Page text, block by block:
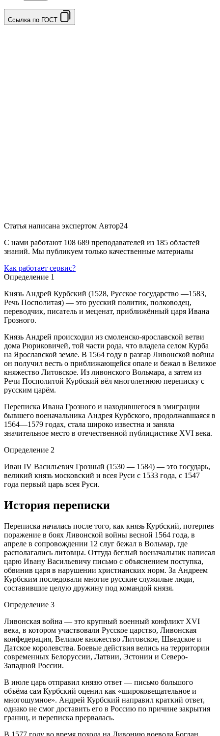
Ссылка по ГОСТ
Статья написана экспертом Автор24
С нами работают 108 689 преподавателей из 185 областей
знаний. Мы публикуем только качественные материалы
Как работает сервис?
Определение 1
Князь Андрей Курбский (1528, Русское государство —1583,
Речь Посполитая) — это русский политик, полководец,
переводчик, писатель и меценат, приближённый царя Ивана
Грозного.
Князь Андрей происходил из смоленско-ярославской ветви
дома Рюриковичей, той части рода, что владела селом Курба
на Ярославской земле. В 1564 году в разгар Ливонской войны
он получил весть о приближающейся опале и бежал в Великое
княжество Литовское. Из ливонского Вольмара, а затем из
Речи Посполитой Курбский вёл многолетнюю переписку с
русским царём.
Переписка Ивана Грозного и находившегося в эмиграции
бывшего военачальника Андрея Курбского, продолжавшаяся в
1564—1579 годах, стала широко известна и заняла
значительное место в отечественной публицистике XVI века.
Определение 2
Иван IV Васильевич Грозный (1530 — 1584) — это государь,
великий князь московский и всея Руси с 1533 года, с 1547
года первый царь всея Руси.
История переписки
Переписка началась после того, как князь Курбский, потерпев
поражение в боях Ливонской войны весной 1564 года, в
апреле в сопровождении 12 слуг бежал в Вольмар, где
располагались литовцы. Оттуда беглый военачальник написал
царю Ивану Васильевичу письмо с объяснением поступка,
обвинив царя в нарушении христианских норм. За Андреем
Курбским последовали многие русские служилые люди,
составившие целую дружину под командой князя.
Определение 3
Ливонская война — это крупный военный конфликт XVI
века, в котором участвовали Русское царство, Ливонская
конфедерация, Великое княжество Литовское, Шведское и
Датское королевства. Боевые действия велись на территории
современных Белоруссии, Латвии, Эстонии и Северо-
Западной России.
В июле царь отправил князю ответ — письмо большого
объёма сам Курбский оценил как «широковещательное и
многошумное». Андрей Курбский направил краткий ответ,
однако не смог доставить его в Россию по причине закрытия
границ, и переписка прервалась.
В 1577 году во время похода на Ливонию воевода Богдан